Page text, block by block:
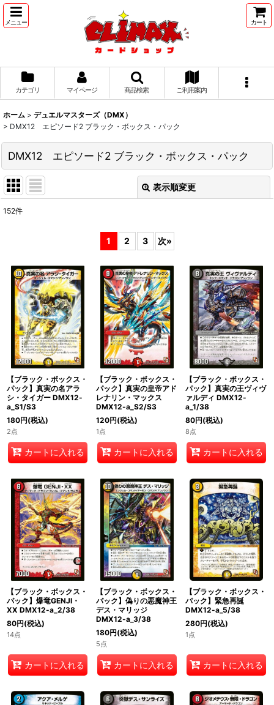
メニュー カート
カテゴリ マイページ 商品検索 ご利用案内
ホーム > デュエルマスターズ（DMX）
> DMX12 エピソード2 ブラック・ボックス・パック
DMX12 エピソード2 ブラック・ボックス・パック
表示順変更
絞り込む
152件
1 2 3 次»
【ブラック・ボックス・
パック】真実の名アラ
シ・タイガー DMX12-
a_S1/S3
180円(税込)
2点
カートに入れる
【ブラック・ボックス・
パック】真実の皇帝アド
レナリン・マックス
DMX12-a_S2/S3
120円(税込)
1点
カートに入れる
【ブラック・ボックス・
パック】真実の王ヴィヴ
ァルディ DMX12-
a_1/38
80円(税込)
8点
カートに入れる
【ブラック・ボックス・
パック】爆竜GENJI・
XX DMX12-a_2/38
80円(税込)
14点
カートに入れる
【ブラック・ボックス・
パック】偽りの悪魔神王
デス・マリッジ
DMX12-a_3/38
180円(税込)
5点
カートに入れる
【ブラック・ボックス・
パック】緊急再誕
DMX12-a_5/38
280円(税込)
1点
カートに入れる